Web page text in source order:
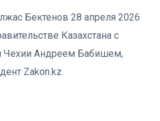
Бектенов 28 апреля 2026
Казахстана с
Чехии Андреем Бабишем,
Zakon.kz.